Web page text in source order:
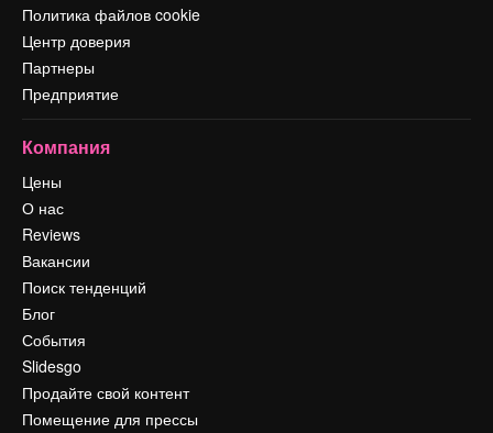
Политика файлов cookie
Центр доверия
Партнеры
Предприятие
Компания
Цены
О нас
Reviews
Вакансии
Поиск тенденций
Блог
События
Slidesgo
Продайте свой контент
Помещение для прессы